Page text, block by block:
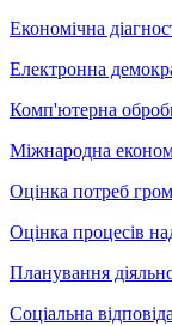
Економічна
Електронна
Комп'ютерна
Міжнародна
Оцінка потреб
Оцінка процесів
Планування
Соціальна